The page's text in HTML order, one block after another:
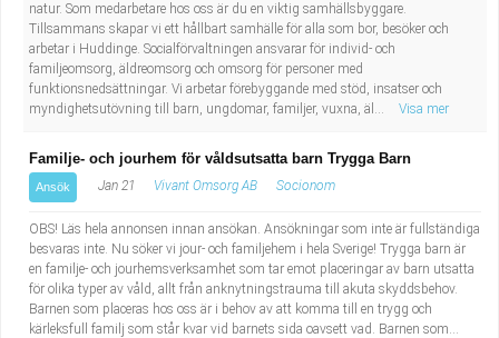
natur. Som medarbetare hos oss är du en viktig samhällsbyggare.
Tillsammans skapar vi ett hållbart samhälle för alla som bor, besöker och
arbetar i Huddinge. Socialförvaltningen ansvarar för individ- och
familjeomsorg, äldreomsorg och omsorg för personer med
funktionsnedsättningar. Vi arbetar förebyggande med stöd, insatser och
myndighetsutövning till barn, ungdomar, familjer, vuxna, äl...
Visa mer
Familje- och jourhem för våldsutsatta barn Trygga Barn
Ansök Jan 21 Vivant Omsorg AB Socionom
OBS! Läs hela annonsen innan ansökan. Ansökningar som inte är fullständiga
besvaras inte. Nu söker vi jour- och familjehem i hela Sverige! Trygga barn är
en familje- och jourhemsverksamhet som tar emot placeringar av barn utsatta
för olika typer av våld, allt från anknytningstrauma till akuta skyddsbehov.
Barnen som placeras hos oss är i behov av att komma till en trygg och
kärleksfull familj som står kvar vid barnets sida oavsett vad. Barnen som...